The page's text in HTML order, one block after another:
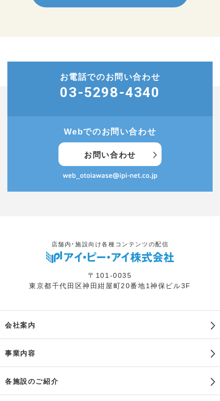
お電話でのお問い合わせ
03-5298-4340
Webでのお問い合わせ
お問い合わせ
店舗内・施設向け各種コンテンツの配信
〒101-0035
東京都千代田区神田紺屋町20番地1神保ビル3F
会社案内
事業内容
各施設のご紹介